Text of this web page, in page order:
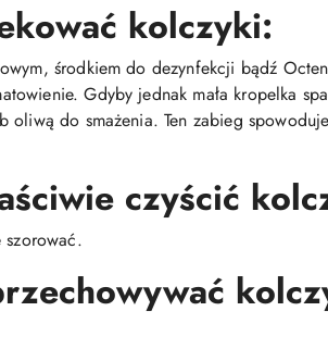
kolczyki:
środkiem do dezynfekcji bądź
Gdyby jednak mała kropelka
do smażenia. Ten zabieg
czyścić
szorować.